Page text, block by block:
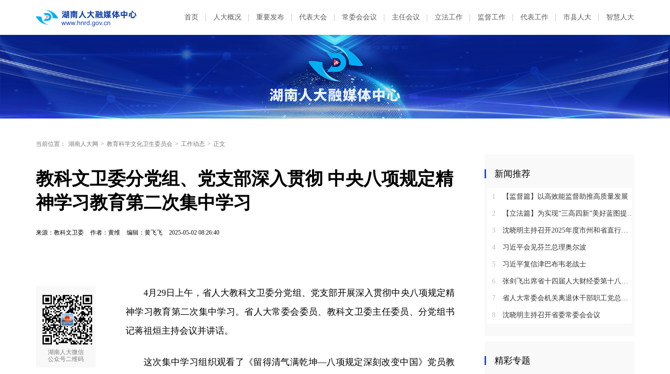
首页 人大概况 重要发布 代表大会 常委会会议 主任会议 立法工作 监督工作 代表工作 市县人大 智慧人大
当前位置： 湖南人大网 > 教育科学文化卫生委员会 > 工作动态 > 正文
教科文卫委分党组、党支部深入贯彻 中央八项规定精
神学习教育第二次集中学习
来源：教科文卫委 作者：黄维 编辑：黄飞飞 2025-05-02 08:26:40
湖南人大微信
公众号二维码
4月29日上午，省人大教科文卫委分党组、党支部开展深入贯彻中央八项规定精
神学习教育第二次集中学习。省人大常委会委员、教科文卫委主任委员、分党组书
记蒋祖烜主持会议并讲话。
这次集中学习组织观看了《留得清气满乾坤—八项规定深刻改变中国》党员教
新闻推荐
1 【监督篇】以高效能监督助推高质量发展
2 【立法篇】为实现“三高四新”美好蓝图提供坚实法治保障
3 沈晓明主持召开2025年度市州和省直行业系统党（工）委书记抓基层党建工作述职评议会议
4 习近平会见芬兰总理奥尔波
5 习近平复信津巴布韦老战士
6 张剑飞出席省十四届人大财经委第十八次全体会议
7 省人大常委会机关离退休干部职工党总支召开2025年度总结表彰大会
8 沈晓明主持召开省委常委会会议
精彩专题